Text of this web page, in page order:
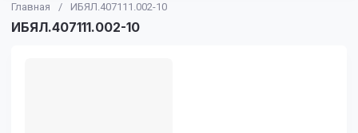
Главная / ИБЯЛ.407111.002-10
ИБЯЛ.407111.002-10